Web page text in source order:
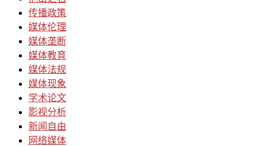
传播政策
媒体伦理
媒体垄断
媒体教育
媒体法规
媒体现象
学术论文
影视分析
新闻自由
网络媒体